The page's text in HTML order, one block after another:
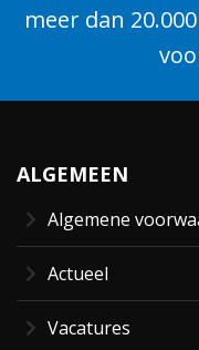
meer dan
ALGEMEEN
Algemene
Actueel
Vacatures